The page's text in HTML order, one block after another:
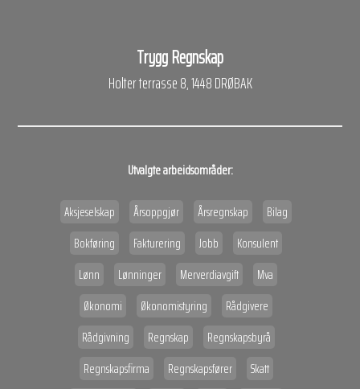
Trygg Regnskap
Holter terrasse 8, 1448 DRØBAK
Utvalgte arbeidsområder:
Aksjeselskap Årsoppgjør Årsregnskap
Bilag
Bokføring
Fakturering Jobb
Konsulent
Lønn
Lønninger Merverdiavgift
Mva
Økonomi
Økonomistyring
Rådgivere
Rådgivning
Regnskap
Regnskapsbyrå
Regnskapsfirma
Regnskapsfører Skatt